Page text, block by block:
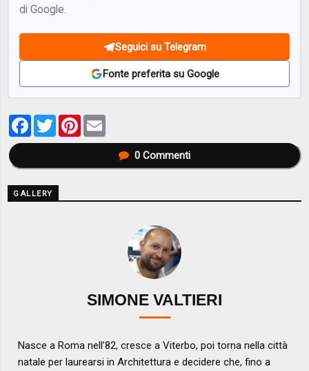
di Google.
Seguici su Telegram
Fonte preferita su Google
Facebook
TwitterPinterest
0Commenti
GALLERY
SIMONE VALTIERI
Nasce a Roma nell’82, cresce a Viterbo, poi torna nella città
natale per laurearsi in Architettura e decidere che, fino a